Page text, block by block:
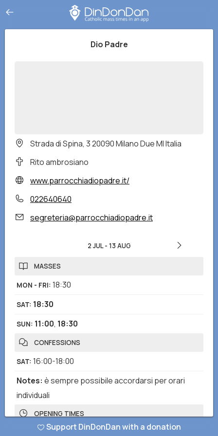
Dio Padre
Strada di Spina, 3 20090 Milano Due MI Italia
Rito ambrosiano
www.parrocchiadiopadre.it/
022640640
segreteria@parrocchiadiopadre.it
2 JUL- 13 AUG
MASSES
MON - FRI: 18:30
SAT: 18:30
SUN: 11:00, 18:30
CONFESSIONS
SAT: 16:00-18:00
Notes: è sempre possibile accordarsi per orari
individuali
OPENING TIMES
MON - SAT :7:30-19:30
Support DinDonDan with a donation